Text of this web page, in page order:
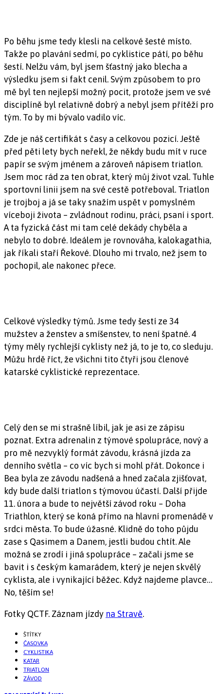
Po běhu jsme tedy klesli na celkové šesté místo.
Takže po plavání sedmí, po cyklistice pátí, po běhu
šestí. Nelžu vám, byl jsem šťastný jako blecha a
výsledku jsem si fakt cenil. Svým způsobem to pro
mě byl ten nejlepší možný pocit, protože jsem ve své
disciplíně byl relativně dobrý a nebyl jsem přítěží pro
tým. To by mi bývalo vadilo víc.
Zde je náš certifikát s časy a celkovou pozicí. Ještě
před pěti lety bych neřekl, že někdy budu mít v ruce
papír se svým jménem a zároveň nápisem triatlon.
Jsem moc rád za ten obrat, který můj život vzal. Tuhle
sportovní linii jsem na své cestě potřeboval. Triatlon
je trojboj a já se taky snažím uspět v pomyslném
víceboji života – zvládnout rodinu, práci, psaní i sport.
A ta fyzická část mi tam celé dekády chyběla a
nebylo to dobré. Ideálem je rovnováha, kalokagathia,
jak říkali staří Řekové. Dlouho mi trvalo, než jsem to
pochopil, ale nakonec přece.
Celkové výsledky týmů. Jsme tedy šestí ze 34
mužstev a ženstev a smíšenstev, to není špatné. 4
týmy měly rychlejší cyklisty než já, to je to, co sleduju.
Můžu hrdě říct, že všichni tito čtyři jsou členové
katarské cyklistické reprezentace.
Celý den se mi strašně líbil, jak je asi ze zápisu
poznat. Extra adrenalin z týmové spolupráce, nový a
pro mě nezvyklý formát závodu, krásná jízda za
denního světla – co víc bych si mohl přát. Dokonce i
Bea byla ze závodu nadšená a hned začala zjišťovat,
kdy bude další triatlon s týmovou účastí. Další přijde
11. února a bude to největší závod roku – Doha
Triathlon, který se koná přímo na hlavní promenádě v
srdci města. To bude úžasné. Klidně do toho půjdu
zase s Qasimem a Danem, jestli budou chtít. Ale
možná se zrodí i jiná spolupráce – začali jsme se
bavit i s českým kamarádem, který je nejen skvělý
cyklista, ale i vynikající běžec. Když najdeme plavce…
No, těším se!
Fotky QCTF. Záznam jízdy na Stravě.
ŠTÍTKY
ČASOVKA
CYKLISTIKA
KATAR
TRIATLON
ZÁVOD